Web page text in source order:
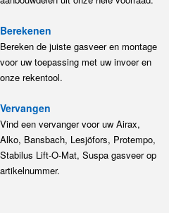
onze rekentool.
Vervangen
Vind een vervanger voor uw Airax,
Alko, Bansbach, Lesjöfors, Protempo,
Stabilus Lift-O-Mat, Suspa gasveer op